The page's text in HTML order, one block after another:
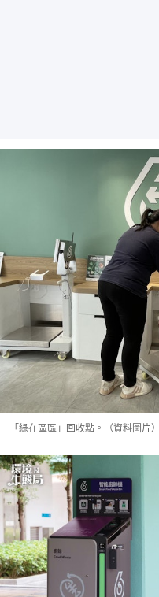
「綠在區區」回收點。（資料圖片）